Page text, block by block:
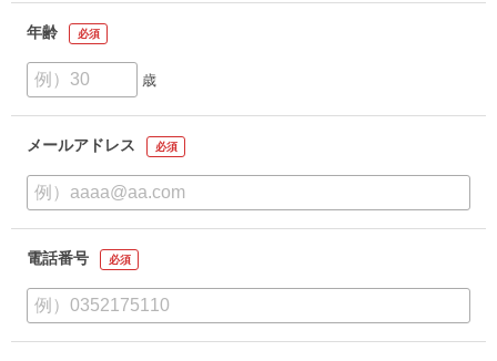
年齢 必須
歳
メールアドレス 必須
電話番号 必須